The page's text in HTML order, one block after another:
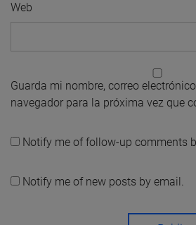
Web
Guarda mi nombre, correo
navegador para la próxima vez que
Notify me of follow-up comments
Notify me of new posts by email.